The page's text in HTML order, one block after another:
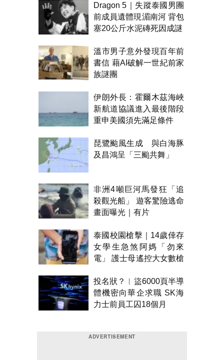
Dragon 5｜失蹤泰國男團
前成員遺體現湄南河 背包
塞20公斤水泥磚死因成謎
溫市男子意外發現百年前
書信 藉AI破解一世紀前家
族謎團
伊朗外長：霍爾木茲海峽
新航道協議進入最後階段
重申美國須先滿足條件
琵鷺颱風生成 與白海豚
及昌鴻呈「三颱共舞」
非洲4噸巨河馬發狂「追
殺觀光船」 遊客驚險逃命
畫面曝光｜有片
泰國校園槍擊｜14歲倖存
女學生急煞阿媽「勿來
電」 護士母遙控大女數槍
投名狀？︱盜6000頁半導
體機密向華企求職 SK海
力士前員工囚18個月